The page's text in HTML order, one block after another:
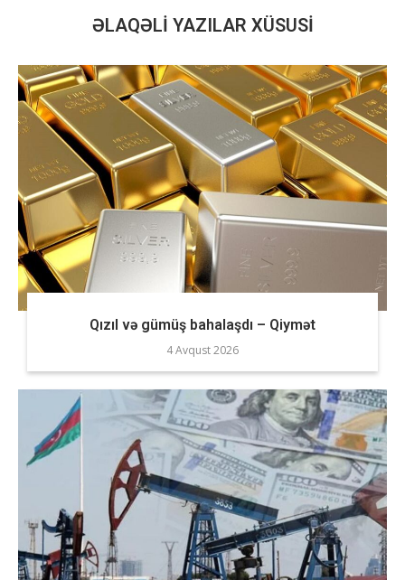
ƏLAQƏLI YAZILAR XÜSUSI
Qızıl və gümüş bahalaşdı – Qiymət
4 Avqust 2026